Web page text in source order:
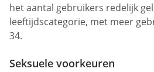
het aantal gebruikers redelijk
leeftijdscategorie, met meer
34.
Seksuele voorkeuren